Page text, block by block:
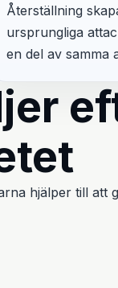
Återställning
ursprungliga
en del av samma
hjälper till att